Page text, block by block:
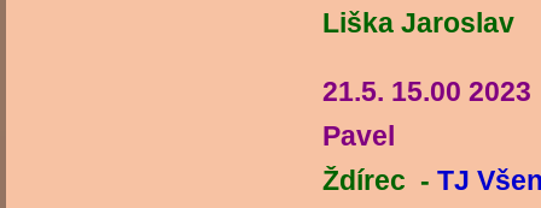
Liška Jaroslav
21.5. 15.00
Pavel
Ždírec - TJ